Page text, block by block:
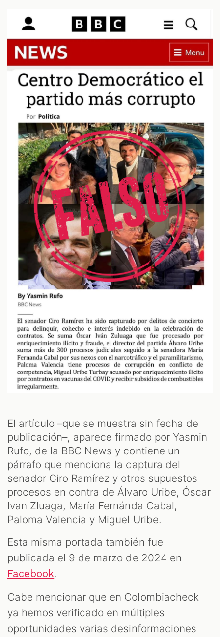
El artículo –que se muestra sin fecha de
publicación–, aparece firmado por Yasmin
Rufo, de la BBC News y contiene un
párrafo que menciona la captura del
senador Ciro Ramírez y otros supuestos
procesos en contra de Álvaro Uribe, Óscar
Ivan Zluaga, María Fernánda Cabal,
Paloma Valencia y Miguel Uribe.
Esta misma portada también fue
publicada el 9 de marzo de 2024 en
Facebook.
Cabe mencionar que en Colombiacheck
ya hemos verificado en múltiples
oportunidades varias desinformaciones